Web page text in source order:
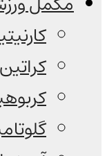
کراتین